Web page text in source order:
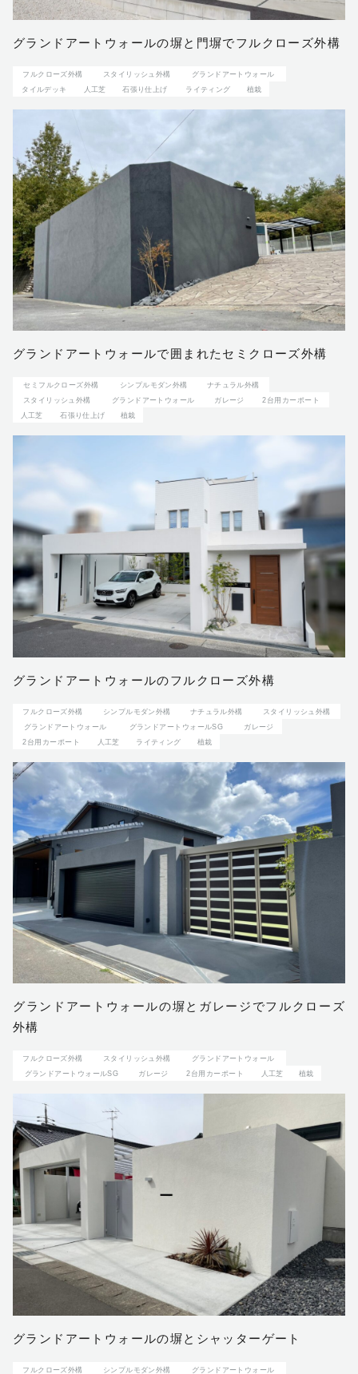
グランドアートウォールの塀と門塀でフルクローズ外構
フルクローズ外構 スタイリッシュ外構
グランドアートウォール
タイルデッキ
人工芝 石張り仕上げ ライティング 植栽
グランドアートウォールで囲まれたセミクローズ外構
セミフルクローズ外構 シンプルモダン外構
ナチュラル外構
スタイリッシュ外構
グランドアートウォール ガレージ
2台用カーポート
人工芝
石張り仕上げ 植栽
グランドアートウォールのフルクローズ外構
フルクローズ外構 シンプルモダン外構 ナチュラル外構
スタイリッシュ外構
グランドアートウォール
グランドアートウォールSG
ガレージ
2台用カーポート
人工芝 ライティング 植栽
グランドアートウォールの塀とガレージでフルクローズ
外構
フルクローズ外構 スタイリッシュ外構
グランドアートウォール
グランドアートウォールSG
ガレージ 2台用カーポート 人工芝 植栽
グランドアートウォールの塀とシャッターゲート
フルクローズ外構 シンプルモダン外構
グランドアートウォール